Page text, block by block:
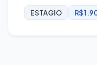
ESTAGIO R$